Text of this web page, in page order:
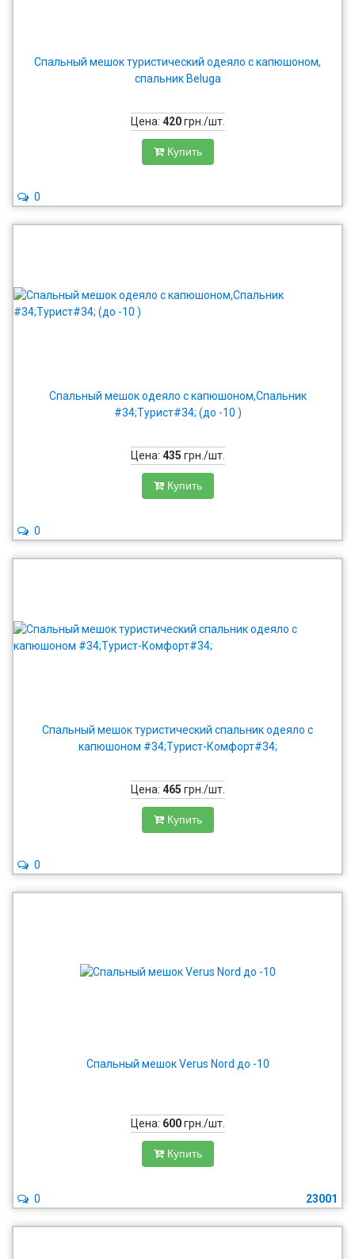
Спальный мешок туристический одеяло с капюшоном,
спальник Beluga
Цена: 420грн./шт.
Купить
0
Спальный мешок одеяло с капюшоном,Спальник
#34;Турист#34; (до -10 )
Цена: 435 грн./шт.
Купить
0
Спальный мешок туристический спальник одеяло с
капюшоном #34;Турист-Комфорт#34;
Цена: 465 грн./шт.
Купить
0
Cпальный мешок Verus Nord до -10
Цена: 600грн./шт.
Купить
23001
0